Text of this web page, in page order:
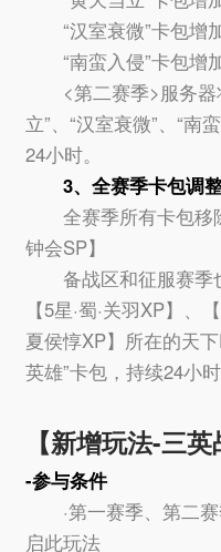
“汉室衰微”卡包增加
“南蛮入侵”卡包增加
<第二赛季>服务器
立”、“汉室衰微”、“南
24小时。
3、全赛季卡包调
全赛季所有卡包移除
钟会SP】
备战区和征服赛季
【5星·蜀·关羽XP】、
夏侯惇XP】所在的天
英雄”卡包，持续24小时
【新增玩法-三英
-参与条件
·第一赛季、第二赛
启此玩法